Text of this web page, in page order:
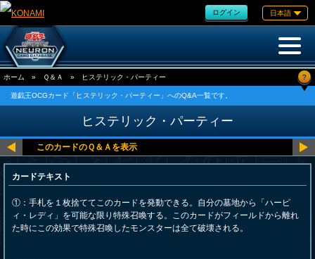
ログイン 日本語
ホーム » Ｑ＆Ａ » ヒステリック・パーティー ?
遊戯王OCGカード「ヒステリック・パーティー」へのQ&A一覧です。
ヒステリック・パーティー
カードテキスト
①：手札を１枚捨ててこのカードを発動できる。自分の墓地から「ハーピ
ィ・レディ」を可能な限り特殊召喚する。このカードがフィールドから離れ
た時にこの効果で特殊召喚したモンスターは全て破壊される。